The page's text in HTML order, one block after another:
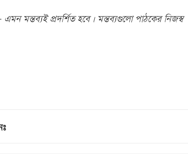
মন্তব্যই প্রদর্শিত হবে। মন্তব্যগুলো পাঠকের নিজস্ব